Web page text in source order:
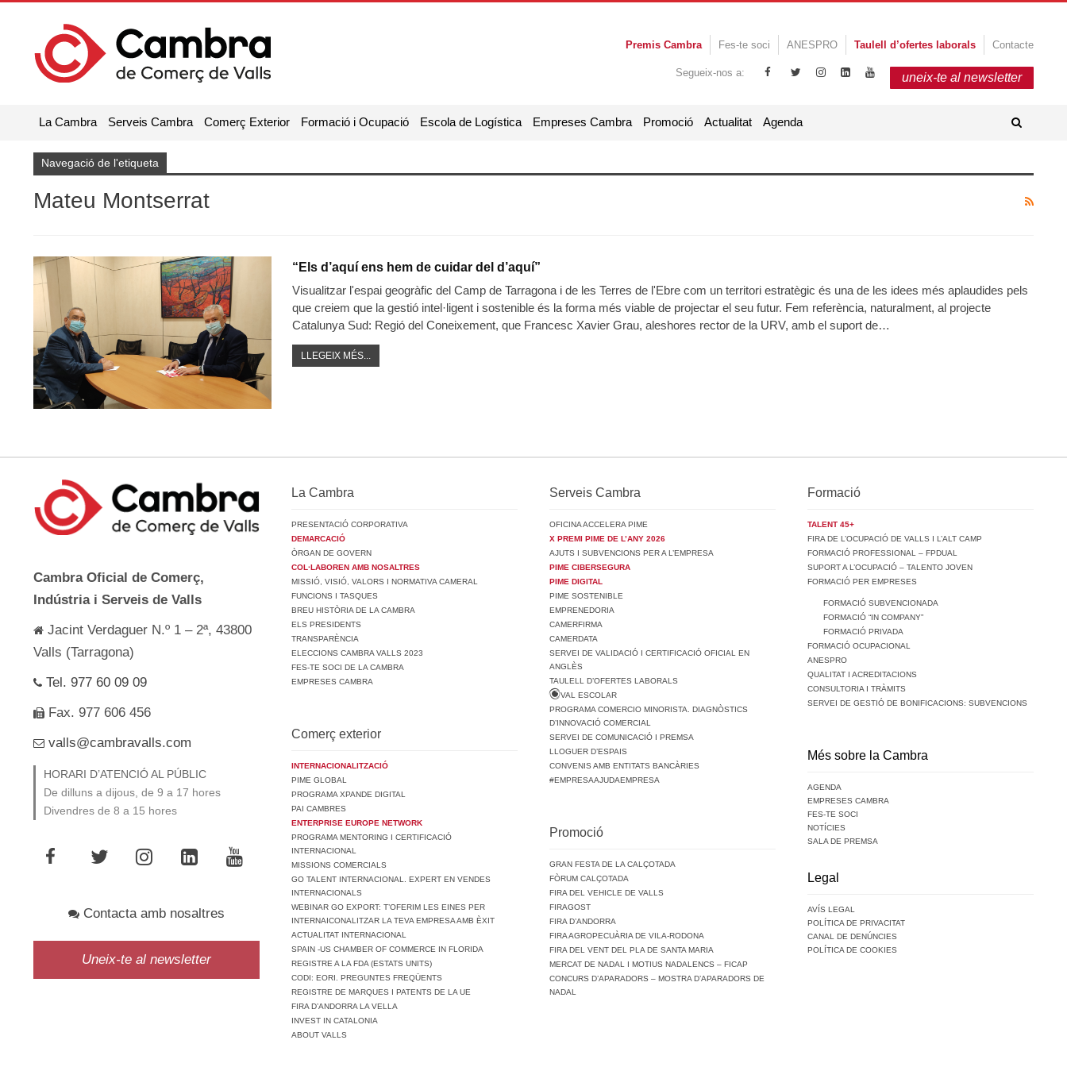
Premis Cambra Fes-te soci ANESPRO Taulell d’ofertes laborals Contacte
Segueix-nos a: uneix-te al newsletter
La Cambra Serveis Cambra Comerç Exterior Formació i Ocupació Escola de Logística Empreses Cambra Promoció Actualitat Agenda
Navegació de l'etiqueta
Mateu Montserrat
“Els d’aquí ens hem de cuidar del d’aquí”
Visualitzar l'espai geogràfic del Camp de Tarragona i de les Terres de l'Ebre com un territori estratègic és una de les idees més aplaudides pels
que creiem que la gestió intel·ligent i sostenible és la forma més viable de projectar el seu futur. Fem referència, naturalment, al projecte
Catalunya Sud: Regió del Coneixement, que Francesc Xavier Grau, aleshores rector de la URV, amb el suport de…
LLEGEIX MÉS...
Cambra Oficial de Comerç,
Indústria i Serveis de Valls
Jacint Verdaguer N.º 1 – 2ª, 43800
Valls (Tarragona)
Tel. 977 60 09 09
Fax. 977 606 456
valls@cambravalls.com
HORARI D’ATENCIÓ AL PÚBLIC
De dilluns a dijous, de 9 a 17 hores
Divendres de 8 a 15 hores
Contacta amb nosaltres
Uneix-te al newsletter
La Cambra
PRESENTACIÓ CORPORATIVA
DEMARCACIÓ
ÒRGAN DE GOVERN
COL·LABOREN AMB NOSALTRES
MISSIÓ, VISIÓ, VALORS I NORMATIVA CAMERAL
FUNCIONS I TASQUES
BREU HISTÒRIA DE LA CAMBRA
ELS PRESIDENTS
TRANSPARÈNCIA
ELECCIONS CAMBRA VALLS 2023
FES-TE SOCI DE LA CAMBRA
EMPRESES CAMBRA
Comerç exterior
INTERNACIONALITZACIÓ
PIME GLOBAL
PROGRAMA XPANDE DIGITAL
PAI CAMBRES
ENTERPRISE EUROPE NETWORK
PROGRAMA MENTORING I CERTIFICACIÓ
INTERNACIONAL
MISSIONS COMERCIALS
GO TALENT INTERNACIONAL. EXPERT EN VENDES
INTERNACIONALS
WEBINAR GO EXPORT: T’OFERIM LES EINES PER
INTERNAICONALITZAR LA TEVA EMPRESA AMB ÈXIT
ACTUALITAT INTERNACIONAL
SPAIN -US CHAMBER OF COMMERCE IN FLORIDA
REGISTRE A LA FDA (ESTATS UNITS)
CODI: EORI. PREGUNTES FREQÜENTS
REGISTRE DE MARQUES I PATENTS DE LA UE
FIRA D’ANDORRA LA VELLA
INVEST IN CATALONIA
ABOUT VALLS
Serveis Cambra
OFICINA ACCELERA PIME
X PREMI PIME DE L’ANY 2026
AJUTS I SUBVENCIONS PER A L’EMPRESA
PIME CIBERSEGURA
PIME DIGITAL
PIME SOSTENIBLE
EMPRENEDORIA
CAMERFIRMA
CAMERDATA
SERVEI DE VALIDACIÓ I CERTIFICACIÓ OFICIAL EN
ANGLÈS
TAULELL D’OFERTES LABORALS
VAL ESCOLAR
PROGRAMA COMERCIO MINORISTA. DIAGNÒSTICS
D’INNOVACIÓ COMERCIAL
SERVEI DE COMUNICACIÓ I PREMSA
LLOGUER D’ESPAIS
CONVENIS AMB ENTITATS BANCÀRIES
#EMPRESAAJUDAEMPRESA
Promoció
GRAN FESTA DE LA CALÇOTADA
FÒRUM CALÇOTADA
FIRA DEL VEHICLE DE VALLS
FIRAGOST
FIRA D’ANDORRA
FIRA AGROPECUÀRIA DE VILA-RODONA
FIRA DEL VENT DEL PLA DE SANTA MARIA
MERCAT DE NADAL I MOTIUS NADALENCS – FICAP
CONCURS D’APARADORS – MOSTRA D’APARADORS DE
NADAL
Formació
TALENT 45+
FIRA DE L’OCUPACIÓ DE VALLS I L’ALT CAMP
FORMACIÓ PROFESSIONAL – FPDUAL
SUPORT A L’OCUPACIÓ – TALENTO JOVEN
FORMACIÓ PER EMPRESES
FORMACIÓ SUBVENCIONADA
FORMACIÓ “IN COMPANY”
FORMACIÓ PRIVADA
FORMACIÓ OCUPACIONAL
ANESPRO
QUALITAT I ACREDITACIONS
CONSULTORIA I TRÀMITS
SERVEI DE GESTIÓ DE BONIFICACIONS: SUBVENCIONS
Més sobre la Cambra
AGENDA
EMPRESES CAMBRA
FES-TE SOCI
NOTÍCIES
SALA DE PREMSA
Legal
AVÍS LEGAL
POLÍTICA DE PRIVACITAT
CANAL DE DENÚNCIES
POLÍTICA DE COOKIES